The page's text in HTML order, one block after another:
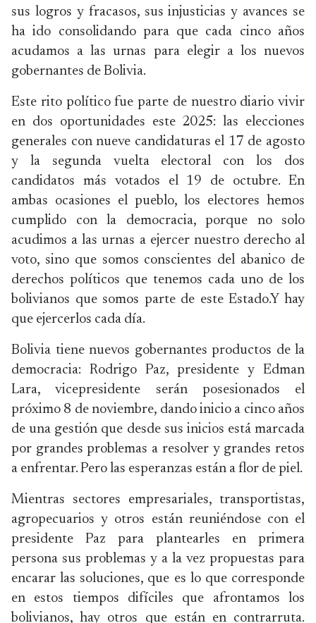
sus logros y fracasos, sus injusticias y avances se
ha ido consolidando para que cada cinco años
acudamos a las urnas para elegir a los nuevos
gobernantes de Bolivia.
Este rito político fue parte de nuestro diario vivir
en dos oportunidades este 2025: las elecciones
generales con nueve candidaturas el 17 de agosto
y la segunda vuelta electoral con los dos
candidatos más votados el 19 de octubre. En
ambas ocasiones el pueblo, los electores hemos
cumplido con la democracia, porque no solo
acudimos a las urnas a ejercer nuestro derecho al
voto, sino que somos conscientes del abanico de
derechos políticos que tenemos cada uno de los
bolivianos que somos parte de este Estado.Y hay
que ejercerlos cada día.
Bolivia tiene nuevos gobernantes productos de la
democracia: Rodrigo Paz, presidente y Edman
Lara, vicepresidente serán posesionados el
próximo 8 de noviembre, dando inicio a cinco años
de una gestión que desde sus inicios está marcada
por grandes problemas a resolver y grandes retos
a enfrentar. Pero las esperanzas están a flor de piel.
Mientras sectores empresariales, transportistas,
agropecuarios y otros están reuniéndose con el
presidente Paz para plantearles en primera
persona sus problemas y a la vez propuestas para
encarar las soluciones, que es lo que corresponde
en estos tiempos difíciles que afrontamos los
bolivianos, hay otros que están en contrarruta.